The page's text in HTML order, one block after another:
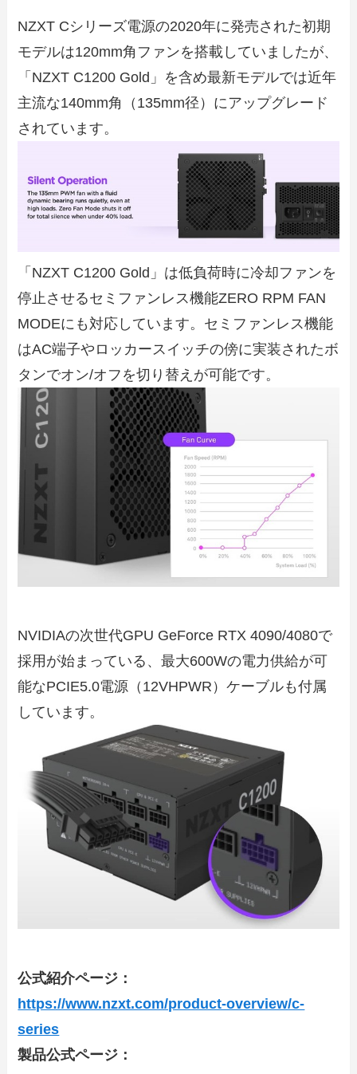
NZXT Cシリーズ電源の2020年に発売された初期
モデルは120mm角ファンを搭載していましたが、
「NZXT C1200 Gold」を含め最新モデルでは近年
主流な140mm角（135mm径）にアップグレード
されています。
「NZXT C1200 Gold」は低負荷時に冷却ファンを
停止させるセミファンレス機能ZERO RPM FAN
MODEにも対応しています。セミファンレス機能
はAC端子やロッカースイッチの傍に実装されたボ
タンでオン/オフを切り替えが可能です。
NVIDIAの次世代GPU GeForce RTX 4090/4080で
採用が始まっている、最大600Wの電力供給が可
能なPCIE5.0電源（12VHPWR）ケーブルも付属
しています。
公式紹介ページ：
https://www.nzxt.com/product-overview/c-
series
製品公式ページ：